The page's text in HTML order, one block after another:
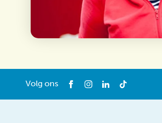
Volg ons